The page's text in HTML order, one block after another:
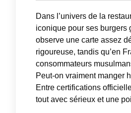
Dans l’univers de la
iconique pour ses burgers
observe une carte assez
rigoureuse, tandis qu’en
consommateurs
Peut-on vraiment manger
Entre certifications
tout avec sérieux et une